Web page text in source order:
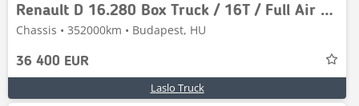
Renault D 16.280 Box Truck / 16T / Full Air Suspension / T
Chassis • 352000km • Budapest, HU
36 400 EUR
Laslo Truck